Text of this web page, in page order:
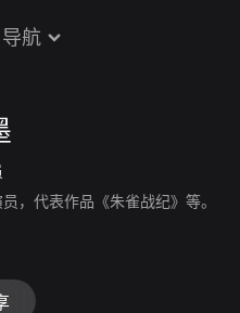
导航
，代表作品《朱雀战纪》等。